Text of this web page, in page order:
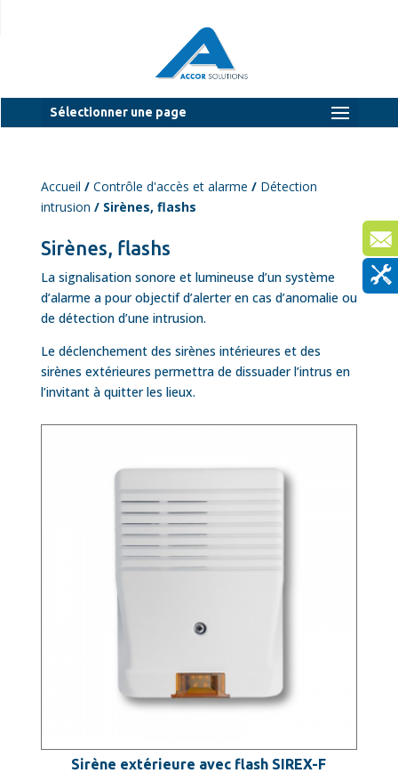
Sélectionner une page
Accueil / Contrôle d'accès et alarme / Détection
intrusion / Sirènes, flashs
Sirènes, flashs
La signalisation sonore et lumineuse d’un système
d’alarme a pour objectif d’alerter en cas d’anomalie ou
de détection d’une intrusion.
Le déclenchement des sirènes intérieures et des
sirènes extérieures permettra de dissuader l’intrus en
l’invitant à quitter les lieux.
Sirène extérieure avec flash SIREX-F